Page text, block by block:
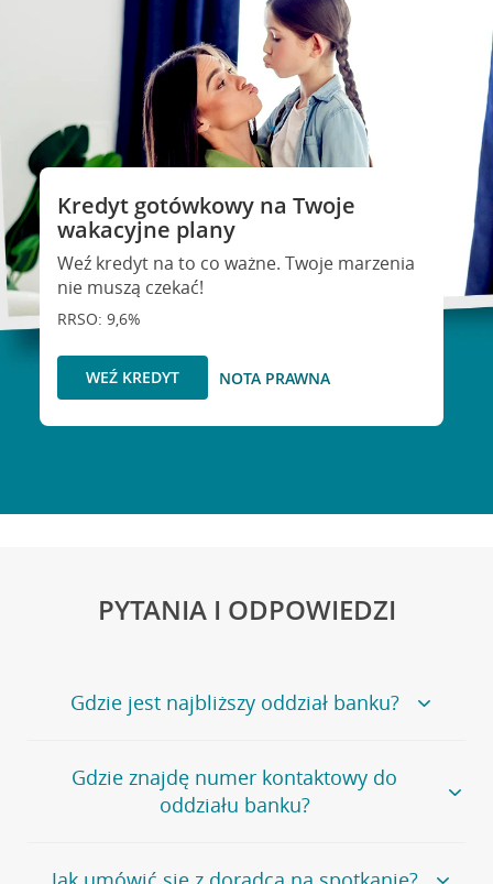
Kredyt gotówkowy na Twoje
wakacyjne plany
Weź kredyt na to co ważne. Twoje marzenia
nie muszą czekać!
RRSO: 9,6%
WEŹ KREDYT NOTA PRAWNA
PYTANIA I ODPOWIEDZI
Gdzie jest najbliższy oddział banku?
Jeśli szukasz oddziału naszego banku, zapraszamy na
stronęPlacówki i bankomaty, na której znajduje się
wygodna wyszukiwarka.
oddziałów
Gdzie znajdę numer kontaktowy do
oddziału banku?
Bank Credit Agricole nie udostępnia ogólnego numeru